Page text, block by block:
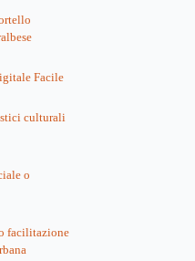
Facile
culturali
o
facilitazione